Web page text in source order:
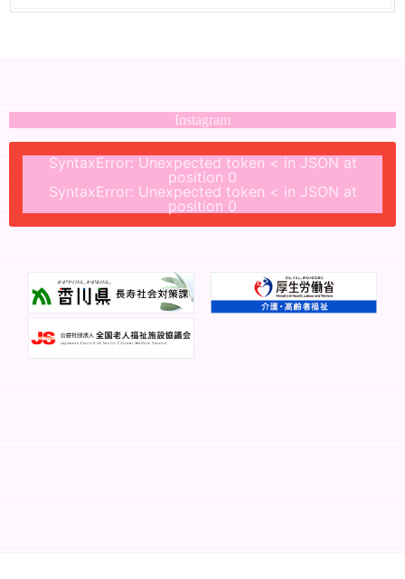
Instagram
SyntaxError: Unexpected token < in JSON at
position 0
SyntaxError: Unexpected token < in JSON at
position 0